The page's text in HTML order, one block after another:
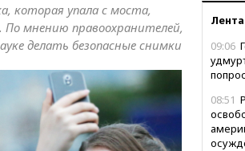
09:06
08:51
которая упала с моста,
мнению правоохранителей,
делать безопасные снимки